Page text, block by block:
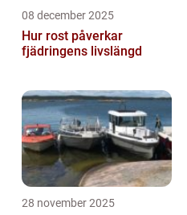
08 december 2025
Hur rost påverkar
fjädringens livslängd
28 november 2025